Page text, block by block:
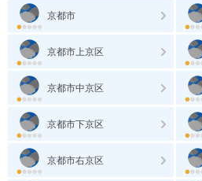
京都市
京都市上京区
京都市中京区
京都市下京区
京都市右京区